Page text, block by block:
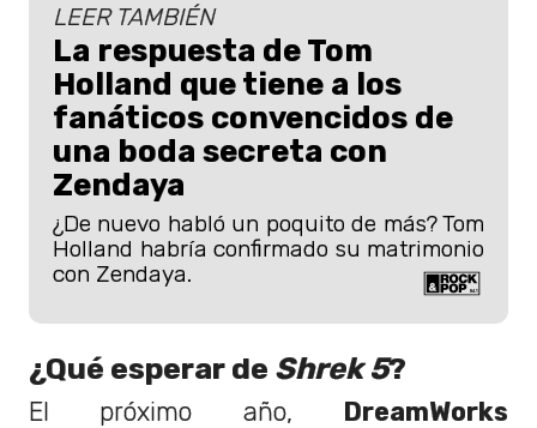
LEER TAMBIÉN
La respuesta de Tom
Holland que tiene a los
fanáticos convencidos de
una boda secreta con
Zendaya
¿De nuevo habló un poquito de más? Tom
Holland habría confirmado su matrimonio
con Zendaya.
¿Qué esperar de Shrek 5?
El próximo año, DreamWorks